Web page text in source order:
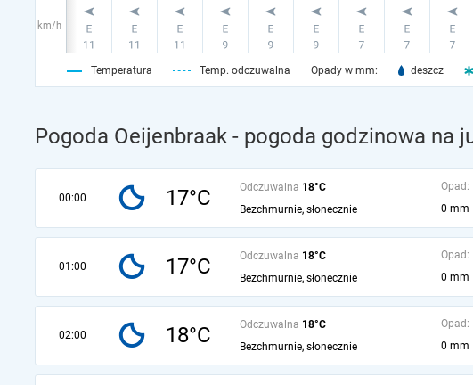
km/h
Temperatura Temp. odczuwalna Opady w mm: deszcz
Pogoda Oeijenbraak - pogoda godzinowa na
00:00 17°C Odczuwalna 18°C
Bezchmurnie, słonecznie
Opad:
0 mm
01:00 17°C Odczuwalna 18°C
Bezchmurnie, słonecznie
Opad:
0 mm
02:00 18°C Odczuwalna 18°C
Bezchmurnie, słonecznie
Opad:
0 mm